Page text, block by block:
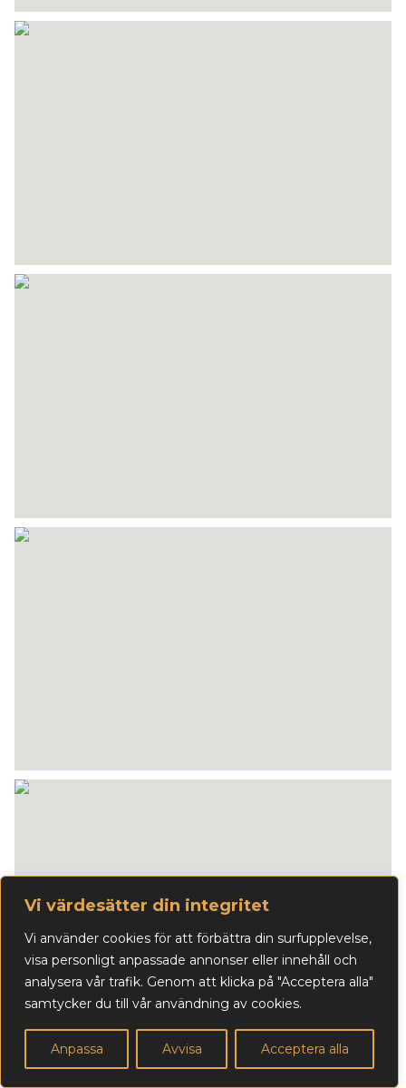
Vi värdesätter din integritet
Vi använder cookies för att förbättra din surfupplevelse,
visa personligt anpassade annonser eller innehåll och
analysera vår trafik. Genom att klicka på "Acceptera alla"
samtycker du till vår användning av cookies.
Anpassa Avvisa Acceptera alla